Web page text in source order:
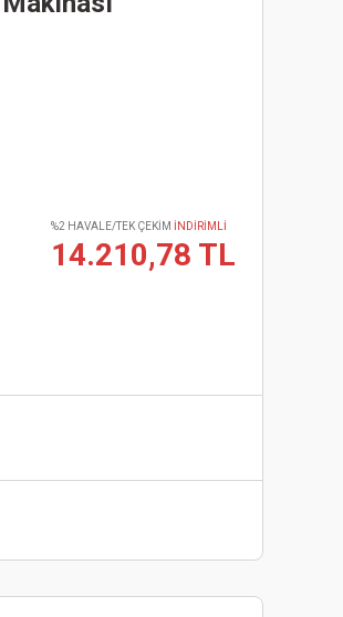
%2 HAVALE/TEK ÇEKİM İNDİRİMLİ
14.210,78 TL